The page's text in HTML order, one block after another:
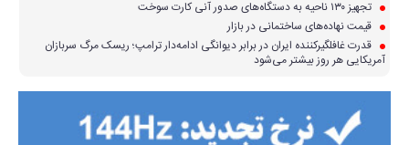
تجهیز ۱۳۰ ناحیه به دستگاه‌های صدور آنی کارت سوخت
قیمت نهاده‌های ساختمانی در بازار
قدرت غافلگیرکننده ایران در برابر دیوانگی ادامه‌دار ترامپ؛ ریسک مرگ سربازان
آمریکایی هر روز بیشتر می‌شود